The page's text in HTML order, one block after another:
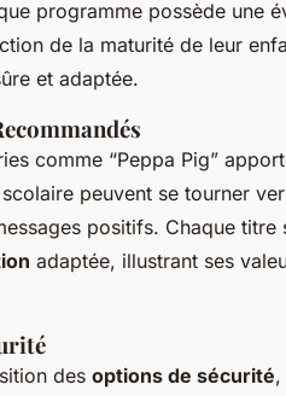
programme possède une
de la maturité de leur
et adaptée.
comme “Peppa Pig”
peuvent se tourner
positifs. Chaque titre
adaptée, illustrant ses
des options de sécurité,